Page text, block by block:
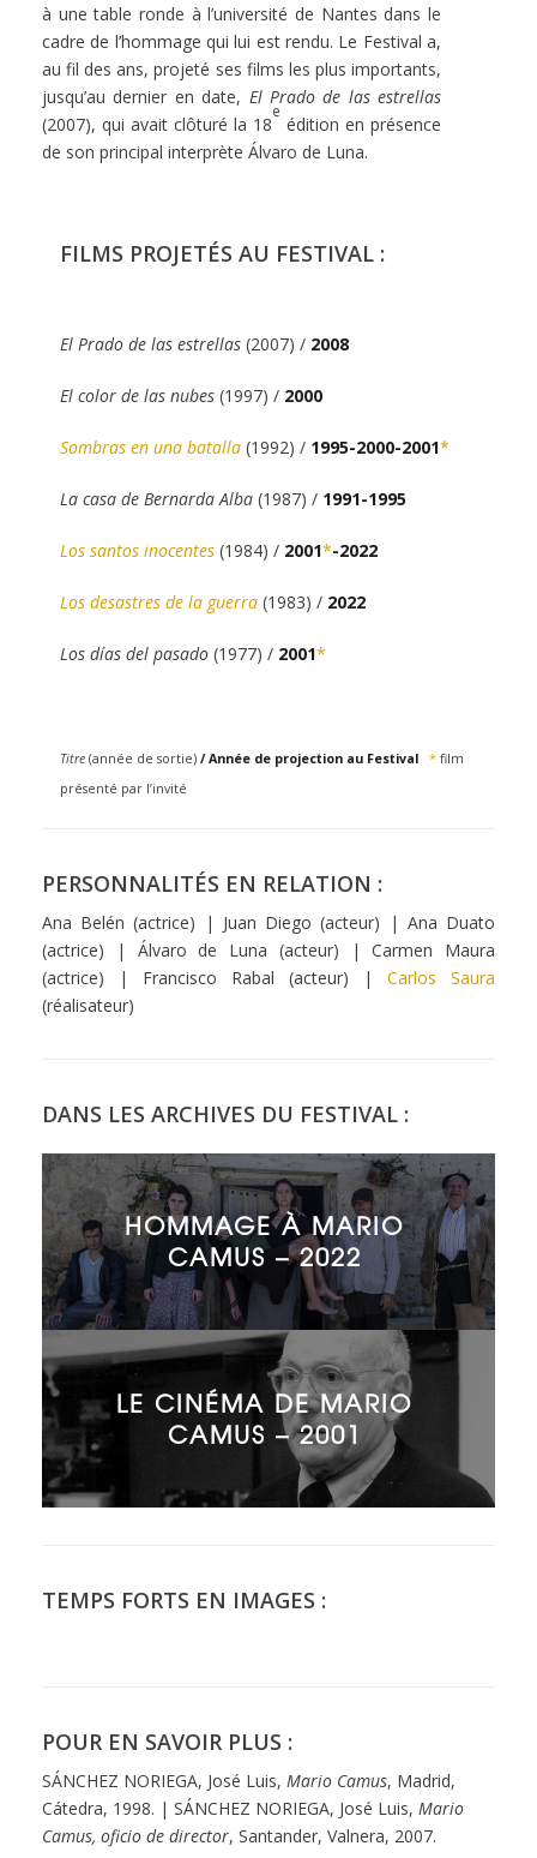
à une table ronde à l’université de Nantes dans le
cadre de l’hommage qui lui est rendu. Le Festival a,
au fil des ans, projeté ses films les plus importants,
jusqu’au dernier en date, El Prado de las estrellas
(2007), qui avait clôturé la 18
e
édition en présence
de son principal interprète Álvaro de Luna.
FILMS PROJETÉS AU FESTIVAL :
El Prado de las estrellas (2007) / 2008
El color de las nubes (1997) / 2000
Sombras en una batalla (1992) / 1995-2000-2001*
La casa de Bernarda Alba (1987) / 1991-1995
Los santos inocentes (1984) / 2001*-2022
Los desastres de la guerra (1983) / 2022
Los días del pasado (1977) / 2001*
Titre (année de sortie) / Année de projection au Festival * film
présenté par l’invité
PERSONNALITÉS EN RELATION :
Ana Belén (actrice) | Juan Diego (acteur) | Ana Duato
(actrice) | Álvaro de Luna (acteur) | Carmen Maura
(actrice) | Francisco Rabal (acteur) | Carlos Saura
(réalisateur)
DANS LES ARCHIVES DU FESTIVAL :
HOMMAGE À MARIO
CAMUS – 2022
LE CINÉMA DE MARIO
CAMUS – 2001
TEMPS FORTS EN IMAGES :
POUR EN SAVOIR PLUS :
SÁNCHEZ NORIEGA, José Luis, Mario Camus, Madrid,
Cátedra, 1998. | SÁNCHEZ NORIEGA, José Luis, Mario
Camus, oficio de director, Santander, Valnera, 2007.